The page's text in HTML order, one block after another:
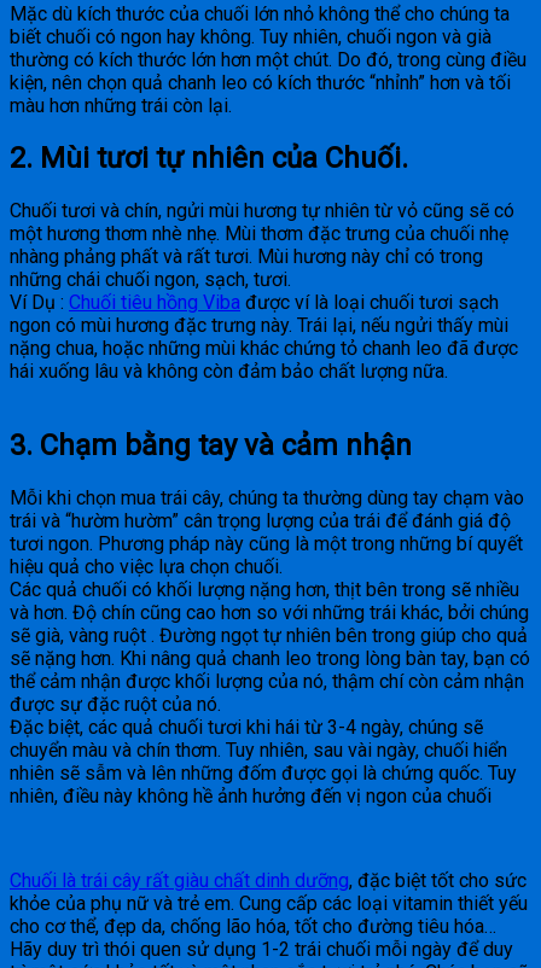
Mặc dù kích thước của chuối lớn nhỏ không thể cho chúng ta
biết chuối có ngon hay không. Tuy nhiên, chuối ngon và già
thường có kích thước lớn hơn một chút. Do đó, trong cùng điều
kiện, nên chọn quả chanh leo có kích thước “nhỉnh” hơn và tối
màu hơn những trái còn lại.
2. Mùi tươi tự nhiên của Chuối.
Chuối tươi và chín, ngửi mùi hương tự nhiên từ vỏ cũng sẽ có
một hương thơm nhè nhẹ. Mùi thơm đặc trưng của chuối nhẹ
nhàng phảng phất và rất tươi. Mùi hương này chỉ có trong
những chái chuối ngon, sạch, tươi.
Ví Dụ : Chuối tiêu hồng Viba được ví là loại chuối tươi sạch
ngon có mùi hương đặc trưng này. Trái lại, nếu ngửi thấy mùi
nặng chua, hoặc những mùi khác chứng tỏ chanh leo đã được
hái xuống lâu và không còn đảm bảo chất lượng nữa.
3. Chạm bằng tay và cảm nhận
Mỗi khi chọn mua trái cây, chúng ta thường dùng tay chạm vào
trái và “hườm hườm” cân trọng lượng của trái để đánh giá độ
tươi ngon. Phương pháp này cũng là một trong những bí quyết
hiệu quả cho việc lựa chọn chuối.
Các quả chuối có khối lượng nặng hơn, thịt bên trong sẽ nhiều
và hơn. Độ chín cũng cao hơn so với những trái khác, bởi chúng
sẽ già, vàng ruột . Đường ngọt tự nhiên bên trong giúp cho quả
sẽ nặng hơn. Khi nâng quả chanh leo trong lòng bàn tay, bạn có
thể cảm nhận được khối lượng của nó, thậm chí còn cảm nhận
được sự đặc ruột của nó.
Đặc biệt, các quả chuối tươi khi hái từ 3-4 ngày, chúng sẽ
chuyển màu và chín thơm. Tuy nhiên, sau vài ngày, chuối hiển
nhiên sẽ sẫm và lên những đốm được gọi là chứng quốc. Tuy
nhiên, điều này không hề ảnh hưởng đến vị ngon của chuối
Chuối là trái cây rất giàu chất dinh dưỡng, đặc biệt tốt cho sức
khỏe của phụ nữ và trẻ em. Cung cấp các loại vitamin thiết yếu
cho cơ thể, đẹp da, chống lão hóa, tốt cho đường tiêu hóa…
Hãy duy trì thói quen sử dụng 1-2 trái chuối mỗi ngày để duy